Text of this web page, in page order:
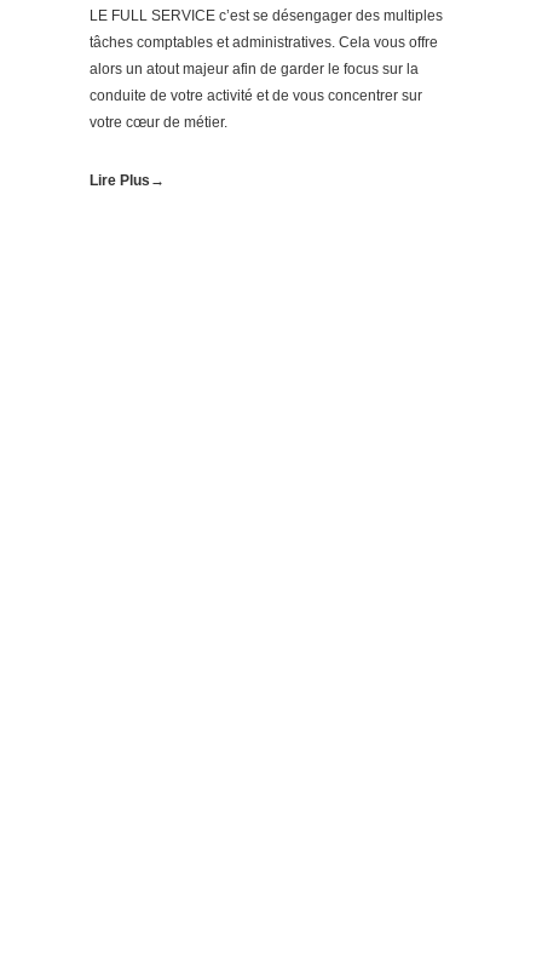
LE FULL SERVICE c’est se désengager des multiples
tâches comptables et administratives. Cela vous offre
alors un atout majeur afin de garder le focus sur la
conduite de votre activité et de vous concentrer sur
votre cœur de métier.
Lire Plus→